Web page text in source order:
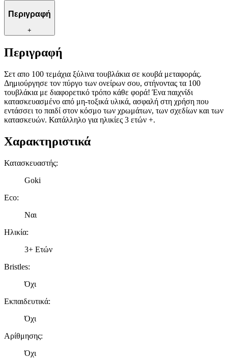
Περιγραφή
+
Περιγραφή
Σετ απο 100 τεμάχια ξύλινα τουβλάκια σε κουβά μεταφοράς.
Δημιούργησε τον πύργο των ονείρων σου, στήνοντας τα 100
τουβλάκια με διαφορετικό τρόπο κάθε φορά! Ένα παιχνίδι
κατασκευασμένο από μη-τοξικά υλικά, ασφαλή στη χρήση που
εντάσσει το παιδί στον κόσμο των χρωμάτων, των σχεδίων και των
κατασκευών. Κατάλληλο για ηλικίες 3 ετών +.
Χαρακτηριστικά
Κατασκευαστής:
Goki
Eco:
Ναι
Ηλικία:
3+ Ετών
Bristles:
Όχι
Εκπαιδευτικά:
Όχι
Αρίθμησης:
Όχι